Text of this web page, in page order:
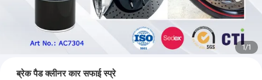
1/1
ब्रेक पैड क्लीनर कार सफाई स्प्रे